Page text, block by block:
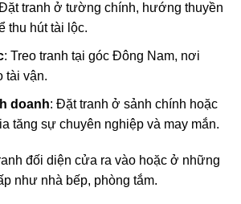
tranh ở tường chính, hướng thuyền
thu hút tài lộc.
: Treo tranh tại góc Đông Nam, nơi
tài vận.
doanh: Đặt tranh ở sảnh chính hoặc
tăng sự chuyên nghiệp và may mắn.
đối diện cửa ra vào hoặc ở những
như nhà bếp, phòng tắm.